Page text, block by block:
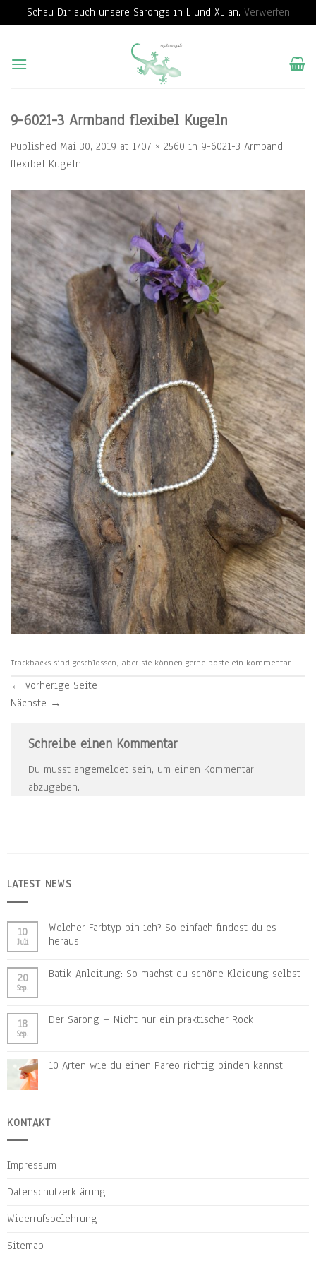
Schau Dir auch unsere Sarongs in L und XL an. Verwerfen
content
9-6021-3 Armband flexibel Kugeln
Published Mai 30, 2019 at 1707 × 2560 in 9-6021-3 Armband
flexibel Kugeln
Trackbacks sind geschlossen, aber sie können gerne poste ein kommentar.
← vorherige Seite
Nächste →
Schreibe einen Kommentar
Du musst angemeldet sein, um einen Kommentar
abzugeben.
LATEST NEWS
10
Juli
Welcher Farbtyp bin ich? So einfach findest du es
heraus
20
Sep.
Batik-Anleitung: So machst du schöne Kleidung selbst
18
Sep.
Der Sarong – Nicht nur ein praktischer Rock
10 Arten wie du einen Pareo richtig binden kannst
KONTAKT
Impressum
Datenschutzerklärung
Widerrufsbelehrung
Sitemap